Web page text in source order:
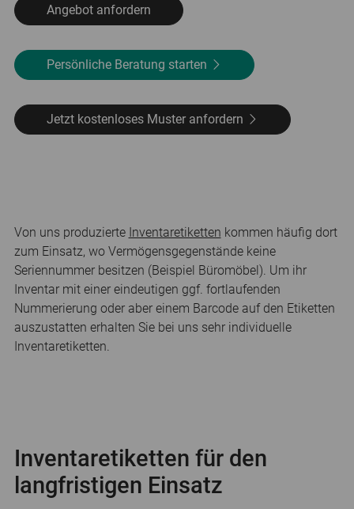
Angebot anfordern
Persönliche Beratung starten
Jetzt kostenloses Muster anfordern
Von uns produzierte Inventaretiketten kommen häufig dort
zum Einsatz, wo Vermögensgegenstände keine
Seriennummer besitzen (Beispiel Büromöbel). Um ihr
Inventar mit einer eindeutigen ggf. fortlaufenden
Nummerierung oder aber einem Barcode auf den Etiketten
auszustatten erhalten Sie bei uns sehr individuelle
Inventaretiketten.
Inventaretiketten für den
langfristigen Einsatz